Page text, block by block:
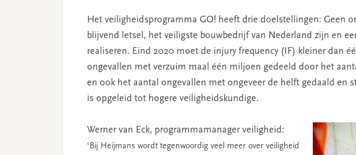
Het veiligheidsprogramma GO! heeft drie doelstellingen: Geen
blijvend letsel, het veiligste bouwbedrijf van Nederland zijn en
realiseren. Eind 2020 moet de injury frequency (IF) kleiner dan
ongevallen met verzuim maal één miljoen gedeeld door het
en ook het aantal ongevallen met ongeveer de helft gedaald en
is opgeleid tot hogere veiligheidskundige.
Werner van Eck, programmamanager veiligheid:
‘Bij Heijmans wordt tegenwoordig veel meer over veiligheid